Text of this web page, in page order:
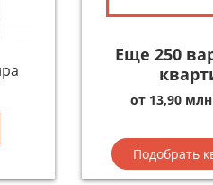
Еще 250
от 13,90
Подобрать